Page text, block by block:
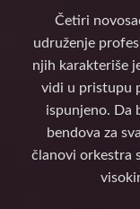
Četiri
udruženje
njih karakteriše
vidi u pristupu
ispunjeno. Da
bendova za
članovi orkestra